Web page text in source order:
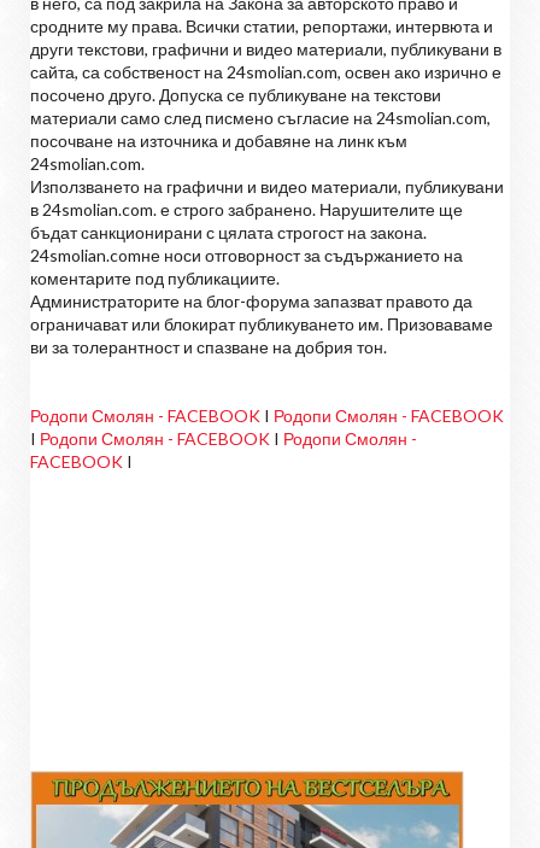
сродните му права. Всички статии, репортажи, интервюта и
други текстови, графични и видео материали, публикувани в
сайта, са собственост на 24smolian.com, освен ако изрично е
посочено друго. Допуска се публикуване на текстови
материали само след писмено съгласие на 24smolian.com,
посочване на източника и добавяне на линк към
24smolian.com.
Използването на графични и видео материали, публикувани
в 24smolian.com. е строго забранено. Нарушителите ще
бъдат санкционирани с цялата строгост на закона.
24smolian.comне носи отговорност за съдържанието на
коментарите под публикациите.
Администраторите на блог-форума запазват правото да
ограничават или блокират публикуването им. Призоваваме
ви за толерантност и спазване на добрия тон.
Родопи Смолян - FACEBOOK I Родопи Смолян - FACEBOOK
I Родопи Смолян - FACEBOOK I Родопи Смолян -
FACEBOOK I